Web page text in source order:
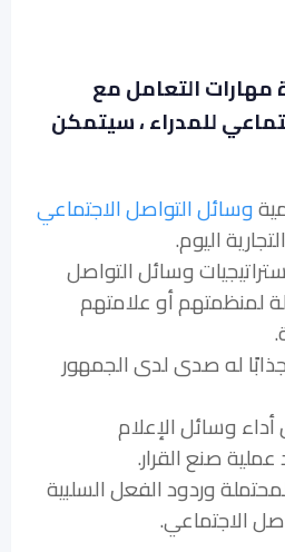
مهارات التعامل مع
للمدراء ، سيتمكن
وسائل التواصل الاجتماعي
اليوم.
وسائل التواصل
لمنظمتهم أو علامتهم
له صدى لدى الجمهور
وسائل الإعلام
عملية صنع القرار.
وردود الفعل السلبية
الاجتماعي.